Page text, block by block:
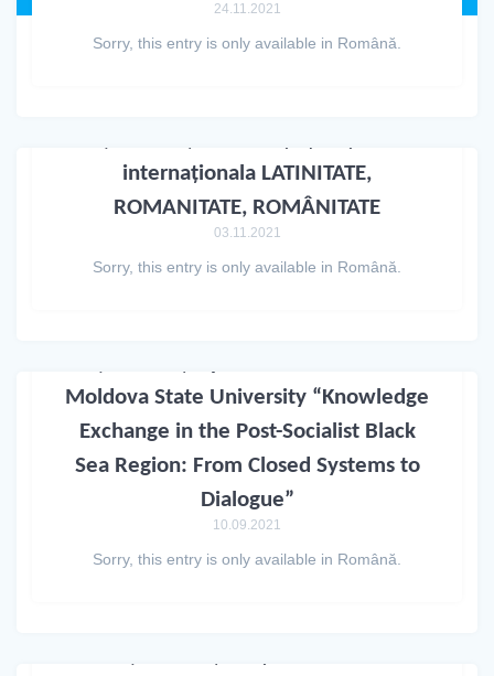
24.11.2021
Sorry, this entry is only available in Română.
internaționala LATINITATE,
ROMANITATE, ROMÂNITATE
03.11.2021
Sorry, this entry is only available in Română.
Moldova State University “Knowledge
Exchange in the Post-Socialist Black
Sea Region: From Closed Systems to
Dialogue”
10.09.2021
Sorry, this entry is only available in Română.